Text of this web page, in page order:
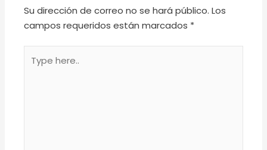
Su dirección de correo no se hará público. Los
campos requeridos están marcados *
here..